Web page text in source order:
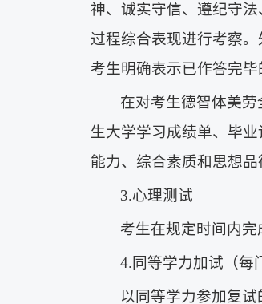
神、诚实守信、遵纪守
过程综合表现进行考察
考生明确表示已作答完毕
在对考生德智体美
生大学学习成绩单、毕
能力、综合素质和思想品
3.心理测试
考生在规定时间内完
4.同等学力加试（每
以同等学力参加复